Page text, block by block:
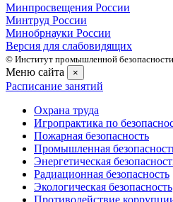
Минпросвещения России
Минтруд России
Минобрнауки России
Версия для слабовидящих
© Институт промышленной
Меню сайта ×
Расписание занятий
Охрана труда
Игропрактика по
Пожарная безопасность
Промышленная
Энергетическая
Радиационная безопасность
Экологическая безопасность
Противодействие